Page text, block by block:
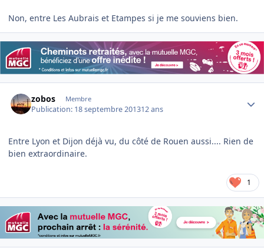
Non, entre Les Aubrais et Etampes si je me souviens bien.
zobos Membre
Publication: 18 septembre 201312 ans
Entre Lyon et Dijon déjà vu, du côté de Rouen aussi.... Rien de
bien extraordinaire.
1